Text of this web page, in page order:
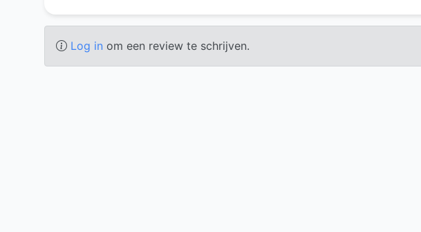
Log in om een review te schrijven.